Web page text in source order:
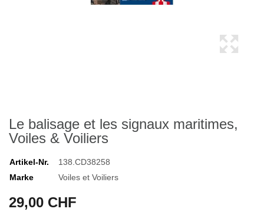
Le balisage et les signaux maritimes,
Voiles & Voiliers
Artikel-Nr.
138.CD38258
Marke
Voiles et Voiliers
29,00 CHF